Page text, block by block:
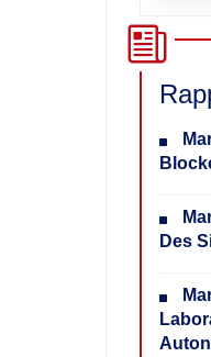
Des